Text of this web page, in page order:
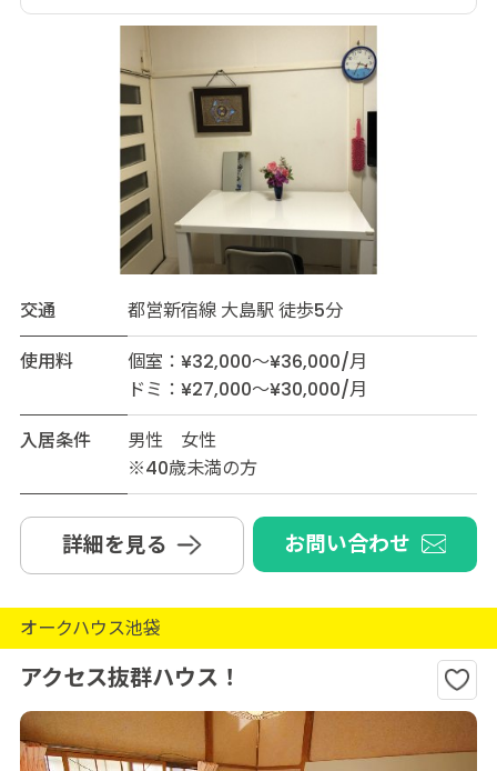
交通
都営新宿線 大島駅 徒歩5分
使用料
個室：¥32,000～¥36,000/月
ドミ：¥27,000～¥30,000/月
入居条件
男性 女性
※40歳未満の方
詳細を見る お問い合わせ
オークハウス池袋
アクセス抜群ハウス！